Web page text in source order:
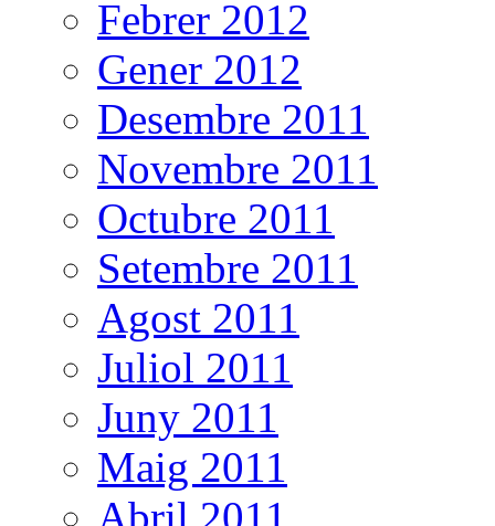
Febrer 2012
Gener 2012
Desembre 2011
Novembre 2011
Octubre 2011
Setembre 2011
Agost 2011
Juliol 2011
Juny 2011
Maig 2011
Abril 2011